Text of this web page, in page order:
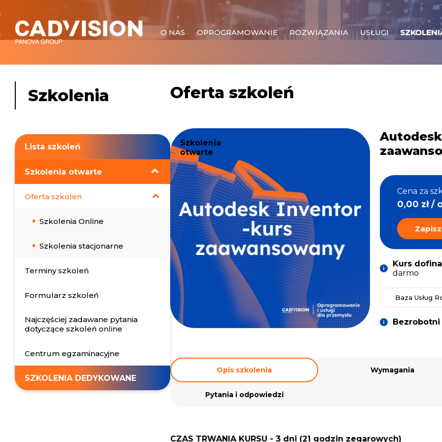
O NAS OPROGRAMOWANIE ROZWIĄZANIA USŁUGI
Szkolenia
Lista szkoleń
Szkolenia otwarte
Oferta szkoleń
Szkolenia Online
Szkolenia stacjonarne
Terminy szkoleń
Formularz szkoleń
Najczęściej zadawane pytania
dotyczące szkoleń online
Centrum egzaminacyjne
SZKOLENIA DEDYKOWANE
Oferta szkoleń
Szkolenia
otwarte
Cena za
0,00 zł/
Kurs
darmo
Baza Usług
Opis szkolenia Wymagania
Pytania i odpowiedzi
CZAS TRWANIA KURSU - 3 dni (21 godzin zegarowych)